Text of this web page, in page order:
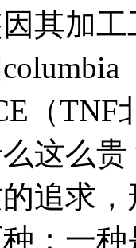
其加
（
这么
追求
：一